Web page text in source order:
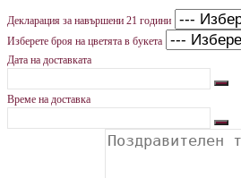
Декларация за навършени 21 години
Изберете броя на цветята в букета
Дата на доставката
Време на доставка